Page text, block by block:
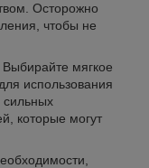
Осторожно
чтобы не
мягкое
использования
сильных
которые могут